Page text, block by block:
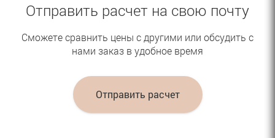
Отправить расчет на свою почту
Сможете сравнить цены с другими или обсудить с
нами заказ в удобное время
Отправить расчет